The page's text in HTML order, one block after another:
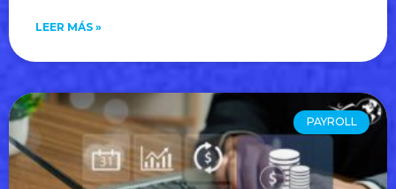
LEER MÁS »
PAYROLL